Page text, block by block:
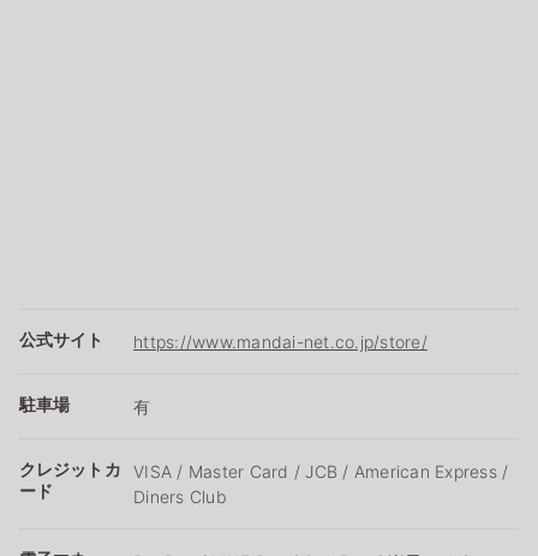
公式サイト https://www.mandai-net.co.jp/store/
駐車場 有
クレジットカ
ード
VISA / Master Card / JCB / American Express /
Diners Club